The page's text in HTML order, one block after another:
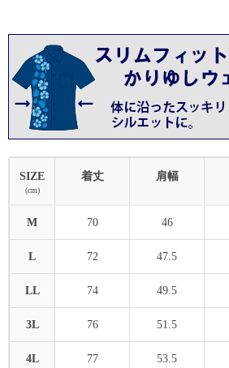
SIZE
(cm)
着丈 肩幅
M 70 46
L 72 47.5
LL 74 49.5
3L 76 51.5
4L 77 53.5